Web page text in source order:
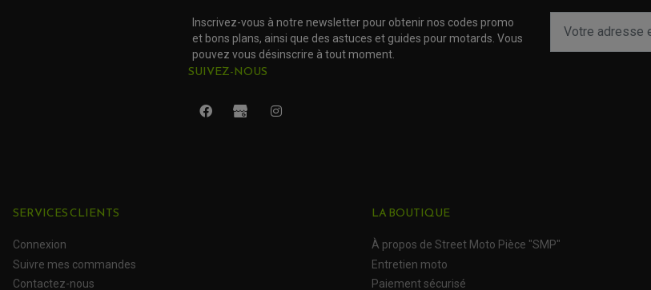
Inscrivez-vous à notre newsletter pour obtenir nos codes promo
et bons plans, ainsi que des astuces et guides pour motards. Vous
pouvez vous désinscrire à tout moment.
SUIVEZ-NOUS
SERVICES CLIENTS
Connexion
Suivre mes commandes
Contactez-nous
LA BOUTIQUE
À propos de Street Moto Pièce "SMP"
Entretien moto
Paiement sécurisé